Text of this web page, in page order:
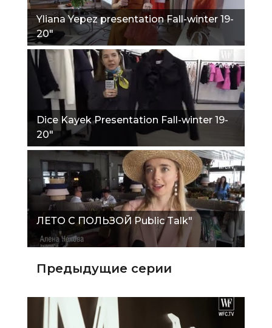
Yliana Yepez presentation Fall-winter 19-
20"
Dice Kayek Presentation Fall-winter 19-
20"
ЛЕТО С ПОЛЬЗОЙ Public Talk"
Предыдущие серии